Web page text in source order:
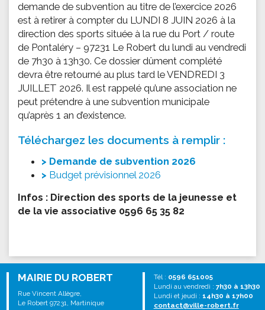
demande de subvention au titre de l’exercice 2026
est à retirer à compter du LUNDI 8 JUIN 2026 à la
direction des sports située à la rue du Port / route
de Pontaléry – 97231 Le Robert du lundi au vendredi
de 7h30 à 13h30. Ce dossier dûment complété
devra être retourné au plus tard le VENDREDI 3
JUILLET 2026. Il est rappelé qu’une association ne
peut prétendre à une subvention municipale
qu’après 1 an d’existence.
Téléchargez les documents à remplir :
Demande de subvention 2026
Budget prévisionnel 2026
Infos : Direction des sports de la jeunesse et
de la vie associative 0596 65 35 82
MAIRIE DU ROBERT
Rue Vincent Allègre,
Le Robert 97231, Martinique
Tél : 0596 651005
Lundi au vendredi : 7h30 à 13h30
Lundi et jeudi : 14h30 à 17h00
contact@ville-robert.fr